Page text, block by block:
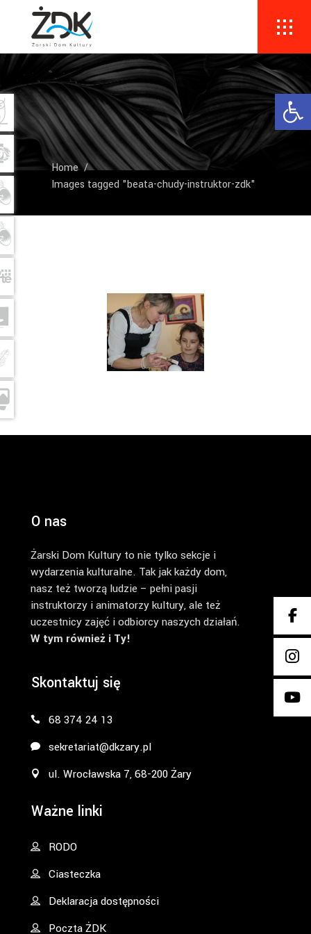
Home/
Images tagged "beata-chudy-instruktor-zdk"
O nas
Żarski Dom Kultury to nie tylko sekcje i
wydarzenia kulturalne. Tak jak każdy dom,
nasz też tworzą ludzie – pełni pasji
instruktorzy i animatorzy kultury, ale też
uczestnicy zajęć i odbiorcy naszych działań.
W tym również i Ty!
Skontaktuj się
68 374 24 13
sekretariat@dkzary.pl
ul. Wrocławska 7, 68-200 Żary
Ważne linki
RODO
Ciasteczka
Deklaracja dostępności
Poczta ŻDK